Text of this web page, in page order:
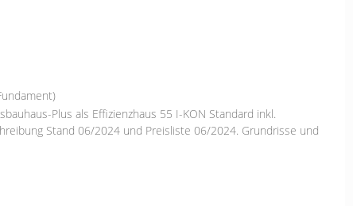
Plus als Effizienzhaus 55 I-KON Standard inkl.
Stand 06/2024 und Preisliste 06/2024. Grundrisse und